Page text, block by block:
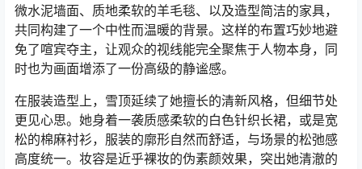
微水泥墙面、质地柔软的羊毛毯、以及造型简洁的家具，
共同构建了一个中性而温暖的背景。这样的布置巧妙地避
免了喧宾夺主，让观众的视线能完全聚焦于人物本身，同
时也为画面增添了一份高级的静谧感。
在服装造型上，雪顶延续了她擅长的清新风格，但细节处
更见心思。她身着一袭质感柔软的白色针织长裙，或是宽
松的棉麻衬衫，服装的廓形自然而舒适，与场景的松弛感
高度统一。妆容是近乎裸妆的伪素颜效果，突出她清澈的